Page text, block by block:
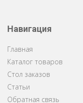
Навигация
Главная
Каталог товаров
Стол заказов
Статьи
Обратная связь